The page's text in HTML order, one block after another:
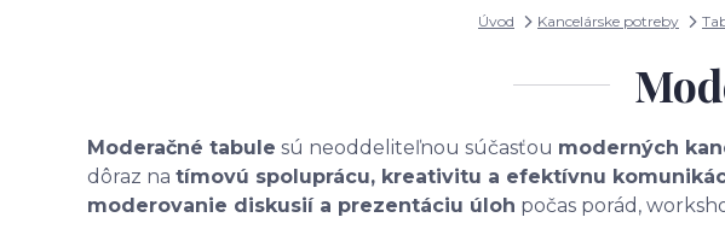
Úvod Kancelárske potreby
Moderačné tabule sú neoddeliteľnou súčasťou moderných
dôraz na tímovú spoluprácu, kreativitu a efektívnu
moderovanie diskusií a prezentáciu úloh počas porád,